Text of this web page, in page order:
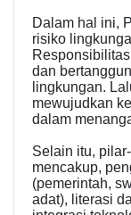
Dalam hal ini,
risiko
dan
lingkungan.
mewujudkan
dalam
Selain itu,
mencakup,
(pemerintah,
adat), literasi